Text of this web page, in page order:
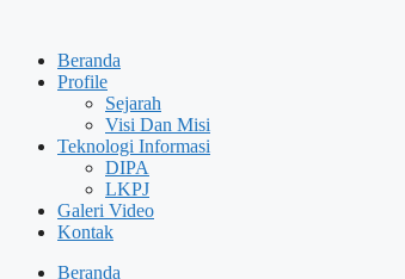
contentBeranda
Profile
Sejarah
Visi Dan Misi
Teknologi Informasi
DIPA
LKPJ
Galeri Video
Kontak
Beranda